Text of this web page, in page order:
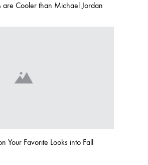
are Cooler than Michael Jordan
Your Favorite Looks into Fall